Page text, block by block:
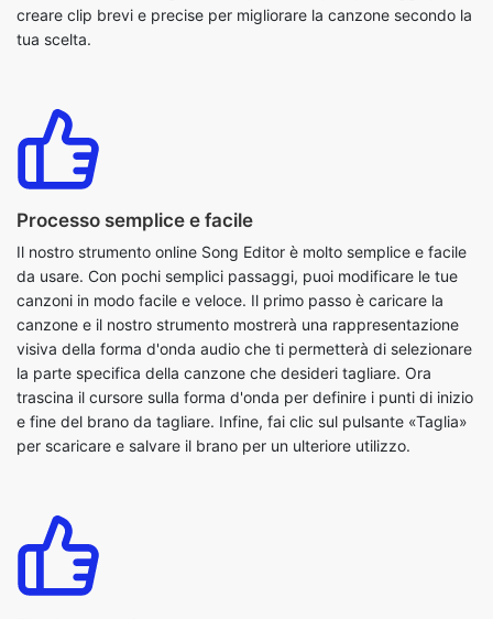
Processo semplice e facile
Il nostro strumento online Song Editor è molto semplice e facile
da usare. Con pochi semplici passaggi, puoi modificare le tue
canzone e il nostro strumento mostrerà una rappresentazione
visiva della forma d'onda audio che ti permetterà di selezionare
la parte specifica della canzone che desideri tagliare. Ora
trascina il cursore sulla forma d'onda per definire i punti di inizio
e fine del brano da tagliare. Infine, fai clic sul pulsante «Taglia»
per scaricare e salvare il brano per un ulteriore utilizzo.
Totalmente sicuro
Diamo priorità alla sicurezza e alla privacy dei nostri utenti e il
nostro strumento online Song Editor è progettato